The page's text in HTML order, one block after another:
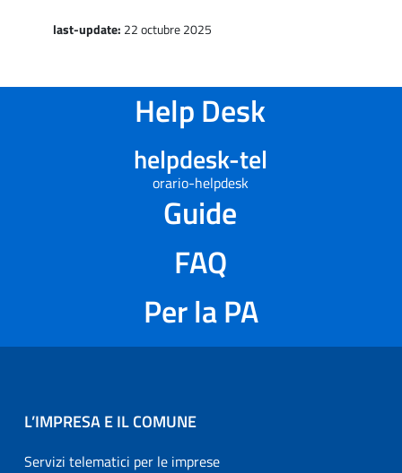
last-update: 22 octubre 2025
Help Desk
helpdesk-tel
orario-helpdesk
Guide
FAQ
Per la PA
L’IMPRESA E IL COMUNE
Servizi telematici per le imprese